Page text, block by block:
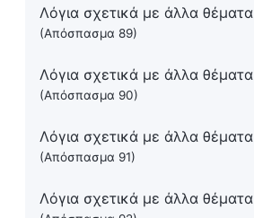
Λόγια σχετικά με άλλα θέματα
(Απόσπασμα 89)
Λόγια σχετικά με άλλα θέματα
(Απόσπασμα 90)
Λόγια σχετικά με άλλα θέματα
(Απόσπασμα 91)
Λόγια σχετικά με άλλα θέματα